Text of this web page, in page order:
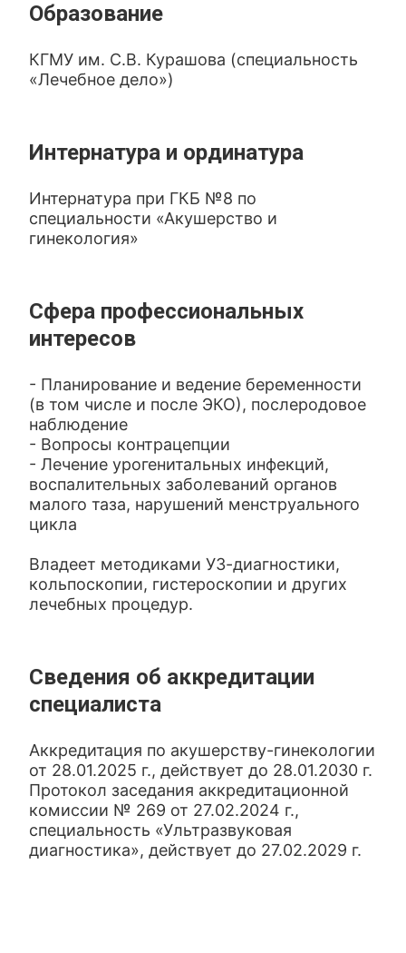
Образование
КГМУ им. С.В. Курашова (специальность
«Лечебное дело»)
Интернатура и ординатура
Интернатура при ГКБ №8 по
специальности «Акушерство и
гинекология»
Сфера профессиональных
интересов
- Планирование и ведение беременности
(в том числе и после ЭКО), послеродовое
наблюдение
- Вопросы контрацепции
- Лечение урогенитальных инфекций,
воспалительных заболеваний органов
малого таза, нарушений менструального
цикла
Владеет методиками УЗ-диагностики,
кольпоскопии, гистероскопии и других
лечебных процедур.
Сведения об аккредитации
специалиста
Аккредитация по акушерству-гинекологии
от 28.01.2025 г., действует до 28.01.2030 г.
Протокол заседания аккредитационной
комиссии № 269 от 27.02.2024 г.,
специальность «Ультразвуковая
диагностика», действует до 27.02.2029 г.